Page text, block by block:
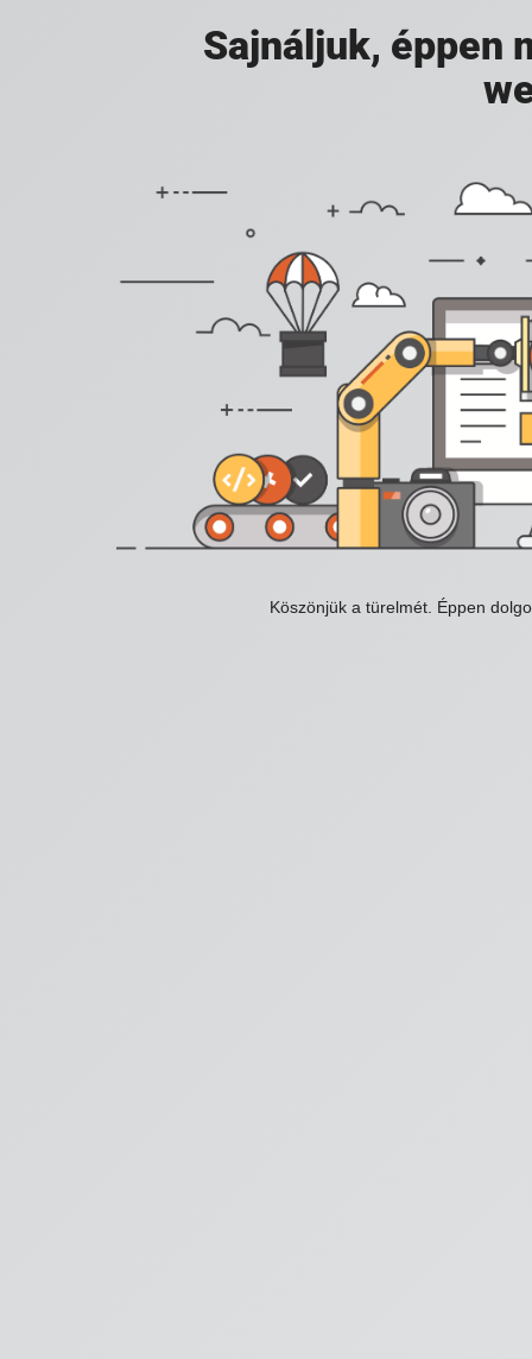
Sajnáljuk, éppen
Köszönjük a türelmét. Éppen